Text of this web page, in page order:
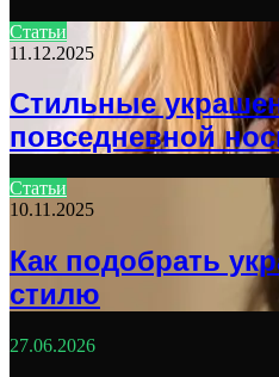
Статьи
11.12.2025
Стильные
повседневной
Статьи
10.11.2025
Как подобрать
стилю
27.06.2026